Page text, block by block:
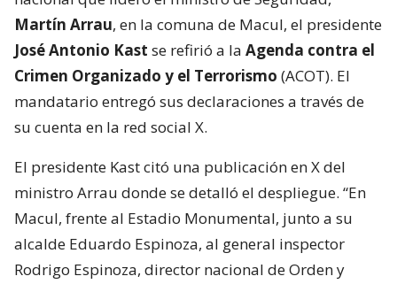
Martín Arrau, en la comuna de Macul, el presidente
José Antonio Kast se refirió a la Agenda contra el
Crimen Organizado y el Terrorismo (ACOT). El
mandatario entregó sus declaraciones a través de
su cuenta en la red social X.
El presidente Kast citó una publicación en X del
ministro Arrau donde se detalló el despliegue. “En
Macul, frente al Estadio Monumental, junto a su
alcalde Eduardo Espinoza, al general inspector
Rodrigo Espinoza, director nacional de Orden y